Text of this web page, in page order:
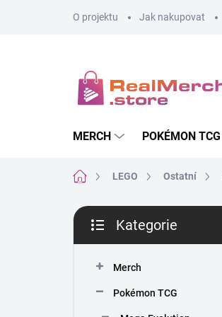
O projektu Jak nakupovat
MERCH POKÉMON TCG
Domů LEGO Ostatní
P
s
kategorie
Kategorie
Merch
Pokémon TCG